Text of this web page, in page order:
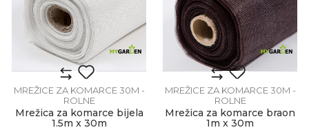
MREŽICE ZA KOMARCE 30M -
ROLNE
Mrežica za komarce bijela
1.5m x 30m
MREŽICE ZA KOMARCE 30M -
ROLNE
Mrežica za komarce braon
1m x 30m